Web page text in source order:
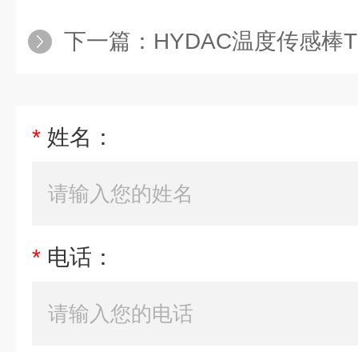
下一篇： HYDAC温度传感棒
* 姓名：
* 电话：